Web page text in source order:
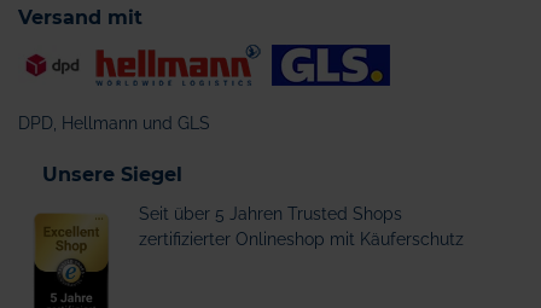
Versand mit
DPD, Hellmann und GLS
Unsere Siegel
Seit über 5 Jahren Trusted Shops
zertifizierter Onlineshop mit Käuferschutz